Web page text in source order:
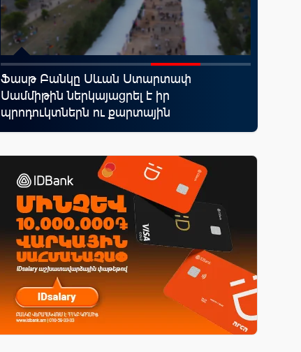
Ֆասթ Բանկը Սևան Ստարտափ
Սամմիթին ներկայացրել է իր
պրոդուկտներն ու քարտային
առաջարկները